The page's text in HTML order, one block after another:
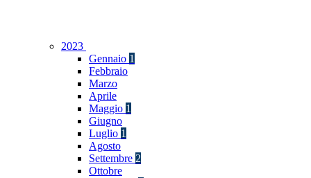
2023
Gennaio 1
Febbraio
Marzo
Aprile
Maggio 1
Giugno
Luglio 1
Agosto
Settembre 2
Ottobre